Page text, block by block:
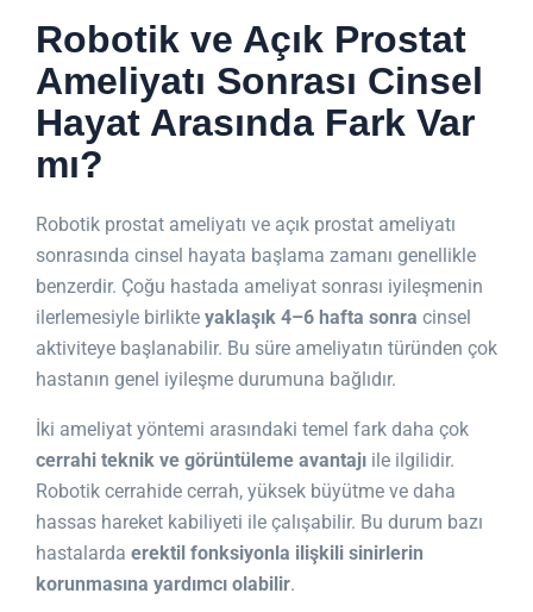
Robotik ve Açık Prostat
Ameliyatı Sonrası Cinsel
Hayat Arasında Fark Var
mı?
Robotik prostat ameliyatı ve açık prostat ameliyatı
sonrasında cinsel hayata başlama zamanı genellikle
benzerdir. Çoğu hastada ameliyat sonrası iyileşmenin
ilerlemesiyle birlikte yaklaşık 4–6 hafta sonra cinsel
aktiviteye başlanabilir. Bu süre ameliyatın türünden çok
hastanın genel iyileşme durumuna bağlıdır.
İki ameliyat yöntemi arasındaki temel fark daha çok
cerrahi teknik ve görüntüleme avantajı ile ilgilidir.
Robotik cerrahide cerrah, yüksek büyütme ve daha
hassas hareket kabiliyeti ile çalışabilir. Bu durum bazı
hastalarda erektil fonksiyonla ilişkili sinirlerin
korunmasına yardımcı olabilir.